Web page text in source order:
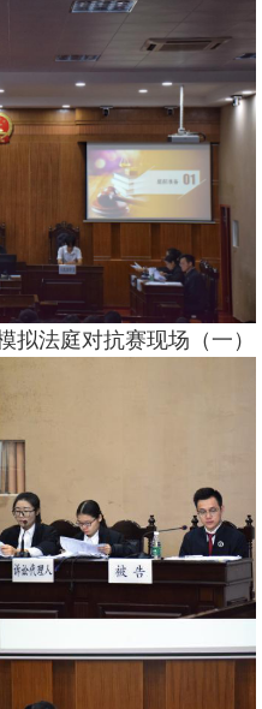
拟法庭对抗赛现场（一）